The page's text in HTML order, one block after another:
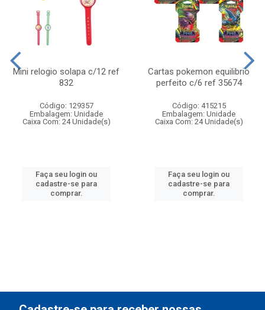
Mini relogio solapa c/12 ref
832
Código: 129357
Embalagem: Unidade
Caixa Com: 24 Unidade(s)
Faça seu login ou
cadastre-se para
comprar.
Cartas pokemon equilibrio
perfeito c/6 ref 35674
Código: 415215
Embalagem: Unidade
Caixa Com: 24 Unidade(s)
Faça seu login ou
cadastre-se para
comprar.